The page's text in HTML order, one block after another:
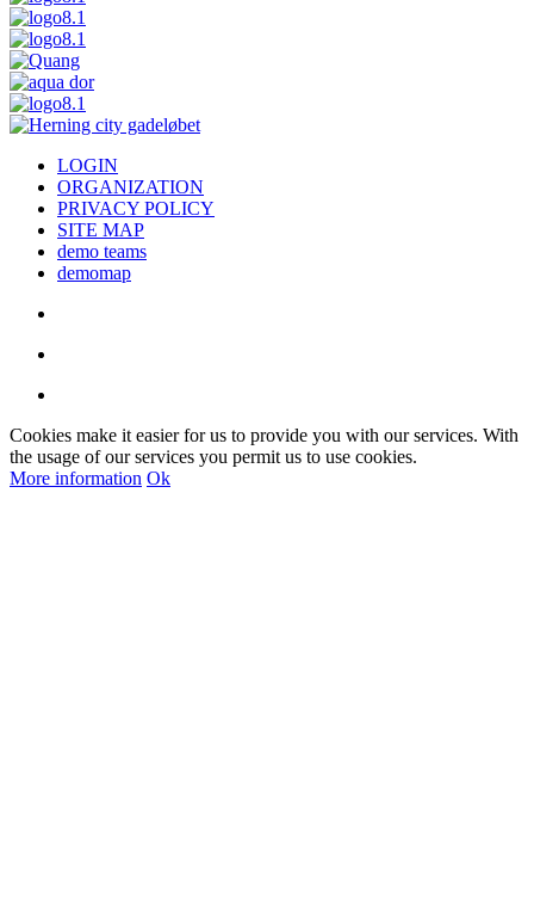
LOGIN
ORGANIZATION
PRIVACY POLICY
SITE MAP
demo teams
demomap
Cookies make it easier for us to provide you with our services. With
the usage of our services you permit us to use cookies.
More information Ok